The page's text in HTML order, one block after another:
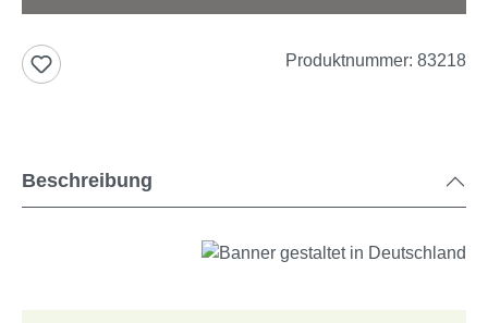
Produktnummer: 83218
Beschreibung